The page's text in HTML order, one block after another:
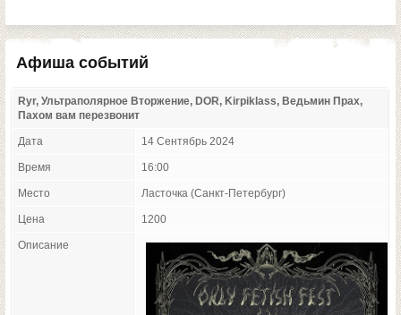
Афиша событий
Ryr, Ультраполярное Вторжение, DOR, Kirpiklass, Ведьмин Прах,
Пахом вам перезвонит
Дата 14 Сентябрь 2024
Время 16:00
Место Ласточка (Санкт-Петербург)
Цена 1200
Описание